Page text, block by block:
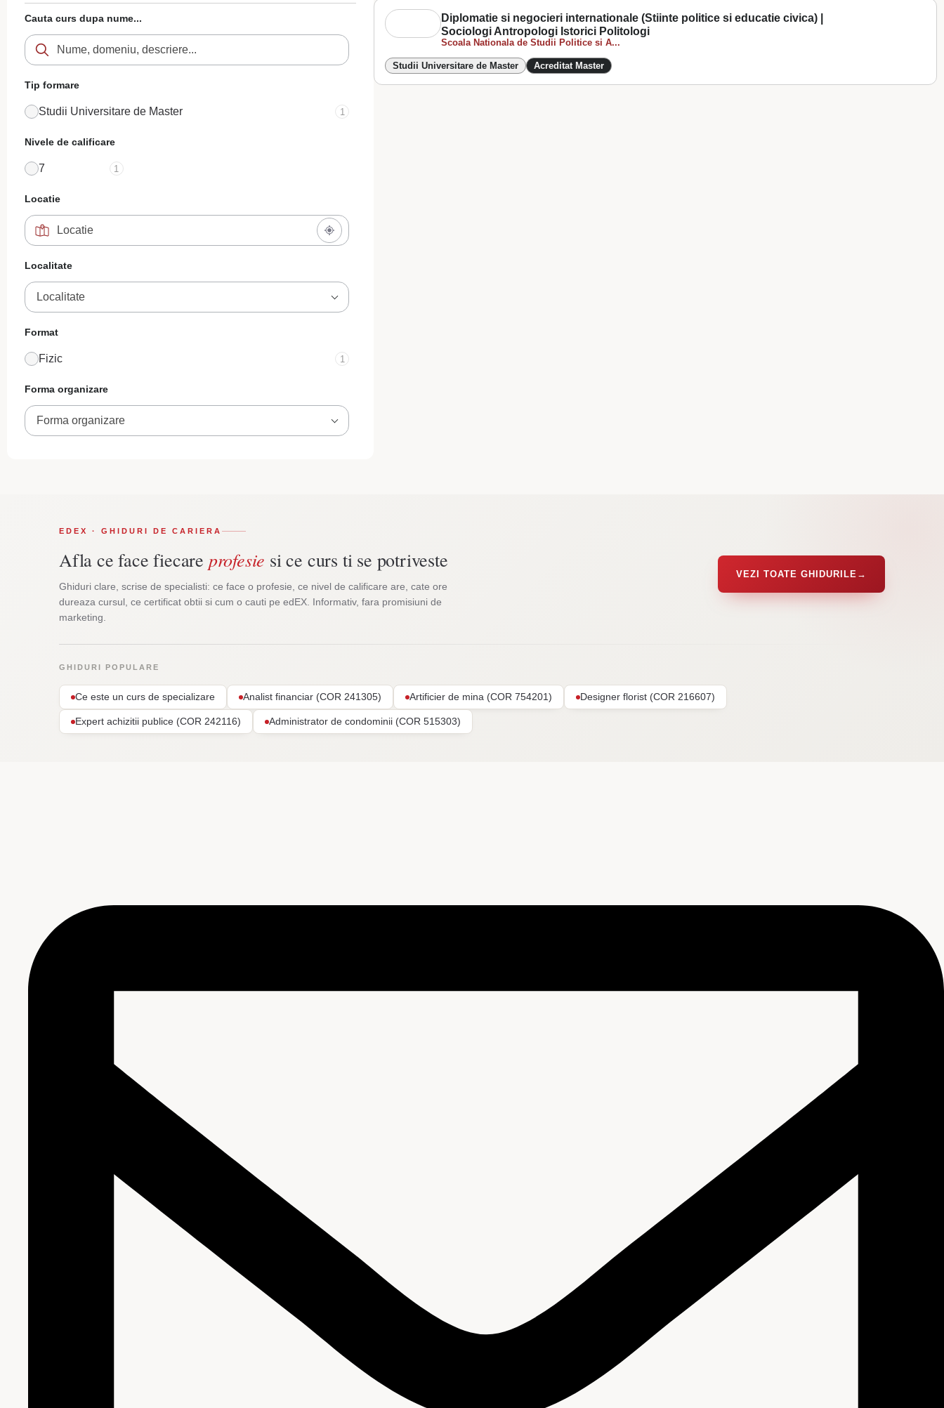
Cauta curs dupa nume...
Tip formare
Studii Universitare de Master 1
Nivele de calificare
7 1
Locatie
Localitate
Localitate
Format
Fizic 1
Forma organizare
Forma organizare
Diplomatie si negocieri internationale (Stiinte politice si educatie civica) |
Sociologi Antropologi Istorici Politologi
Scoala Nationala de Studii Politice si A...
Studii Universitare de Master Acreditat Master
EDEX · GHIDURI DE CARIERA
Afla ce face fiecare profesie si ce curs ti se potriveste
Ghiduri clare, scrise de specialisti: ce face o profesie, ce nivel de calificare are, cate ore
dureaza cursul, ce certificat obtii si cum o cauti pe edEX. Informativ, fara promisiuni de
marketing.
VEZI TOATE GHIDURILE →
GHIDURI POPULARE
Ce este un curs de specializare Analist financiar (COR 241305) Artificier de mina (COR 754201) Designer florist (COR 216607)
Expert achizitii publice (COR 242116) Administrator de condominii (COR 515303)